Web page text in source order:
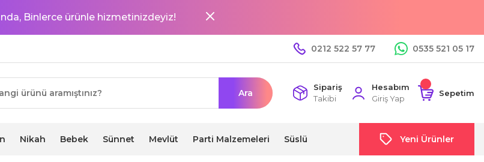
Binlerce ürünle hizmetinizdeyiz!
0212 522 57 77 0535 521 05 17
Ara
Sipariş
Takibi
Hesabım
Giriş Yap
Sepetim
Nikah Bebek Sünnet Mevlüt Parti Malzemeleri Süslü Yeni Ürünler